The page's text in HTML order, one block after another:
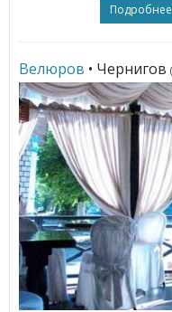
Подробнее
Велюров • Чернигов